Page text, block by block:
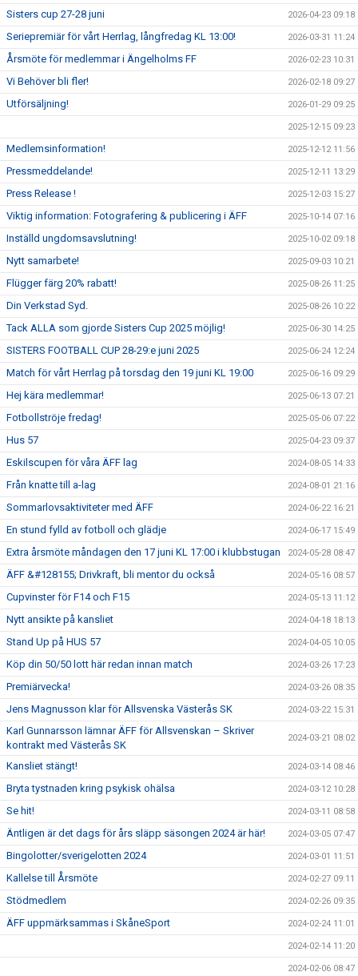
Sisters cup 27-28 juni 2026-04-23 09:18
Seriepremiär för vårt Herrlag, långfredag KL 13:00! 2026-03-31 11:24
Årsmöte för medlemmar i Ängelholms FF 2026-02-23 10:31
Vi Behöver bli fler! 2026-02-18 09:27
Utförsäljning! 2026-01-29 09:25
2025-12-15 09:23
Medlemsinformation! 2025-12-12 11:56
Pressmeddelande! 2025-12-11 13:29
Press Release ! 2025-12-03 15:27
Viktig information: Fotografering & publicering i ÄFF 2025-10-14 07:16
Inställd ungdomsavslutning! 2025-10-02 09:18
Nytt samarbete! 2025-09-03 10:21
Flügger färg 20% rabatt! 2025-08-26 11:25
Din Verkstad Syd. 2025-08-26 10:22
Tack ALLA som gjorde Sisters Cup 2025 möjlig! 2025-06-30 14:25
SISTERS FOOTBALL CUP 28-29:e juni 2025 2025-06-24 12:24
Match för vårt Herrlag på torsdag den 19 juni KL 19:00 2025-06-16 09:29
Hej kära medlemmar! 2025-06-13 07:21
Fotbollströje fredag! 2025-05-06 07:22
Hus 57 2025-04-23 09:37
Eskilscupen för våra ÄFF lag 2024-08-05 14:33
Från knatte till a-lag 2024-08-01 21:16
Sommarlovsaktiviteter med ÄFF 2024-06-22 16:21
En stund fylld av fotboll och glädje 2024-06-17 15:49
Extra årsmöte måndagen den 17 juni KL 17:00 i klubbstugan 2024-05-28 08:47
ÄFF &#128155; Drivkraft, bli mentor du också 2024-05-16 08:57
Cupvinster för F14 och F15 2024-05-13 11:12
Nytt ansikte på kansliet 2024-04-18 18:13
Stand Up på HUS 57 2024-04-05 10:05
Köp din 50/50 lott här redan innan match 2024-03-26 17:23
Premiärvecka! 2024-03-26 08:35
Jens Magnusson klar för Allsvenska Västerås SK 2024-03-22 15:31
Karl Gunnarsson lämnar ÄFF för Allsvenskan – Skriver
kontrakt med Västerås SK
2024-03-21 08:02
Kansliet stängt! 2024-03-14 08:46
Bryta tystnaden kring psykisk ohälsa 2024-03-12 10:28
Se hit! 2024-03-11 08:58
Äntligen är det dags för års släpp säsongen 2024 är här! 2024-03-05 07:47
Bingolotter/sverigelotten 2024 2024-03-01 11:51
Kallelse till Årsmöte 2024-02-27 09:11
Stödmedlem 2024-02-26 09:35
ÄFF uppmärksammas i SkåneSport 2024-02-24 11:01
2024-02-14 11:20
2024-02-06 08:47